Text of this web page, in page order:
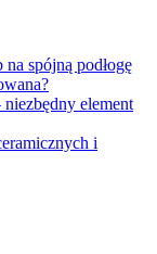
spójną podłogę
element
i